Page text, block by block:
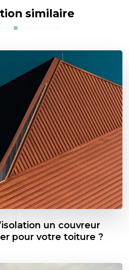
similaire
un couvreur
pour votre toiture ?